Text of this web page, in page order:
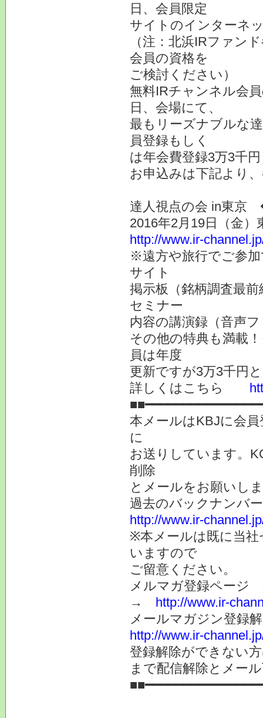
日、会員限定
サイトのインターネ
（注：北浜IRファン
会員の資格を
ご検討ください）
無料IRチャンネル会
日、会場にて、
最もリーズナブルな
員登録もしく
は年会費登録3万3千
お申込みは下記より
達人視点の会 in東
2016年2月19日（金
http://www.ir-
※遠方や旅行でご参
サイト
掲示板（銘柄調査最
セミナー
内容の講演録（音声
その他の特典も満載
員は年度
更新ですが3万3千円
詳しくはこちら
本メールはKBJに会
に
お送りしています。
削除
とメールをお願いし
過去のバックナンバ
http://www.ir-
※本メールは既に当
いますので
ご留意ください。
メルマガ登録ページ
→ http://www.ir-
メールマガジン登録
http://www.ir-
登録解除ができない
まで配信解除とメー